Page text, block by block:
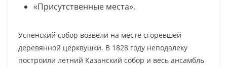
«Присутственные места».
Успенский собор возвели на месте сгоревшей
деревянной церквушки. В 1828 году неподалеку
построили летний Казанский собор и весь ансамбль